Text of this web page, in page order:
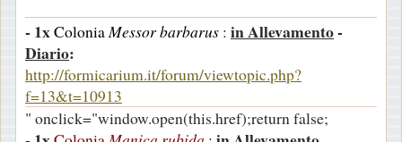
a
g
g
i
o
- 1xColoniaMessor barbarus : in Allevamento-
Diario:
http://formicarium.it/forum/viewtopic.php?
f=13&t=10913
" onclick="window.open(this.href);return false;